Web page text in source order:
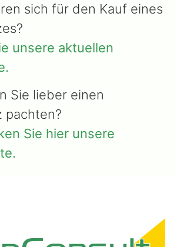
sich für den Kauf eines
unsere aktuellen
Sie lieber einen
pachten?
Sie hier unsere